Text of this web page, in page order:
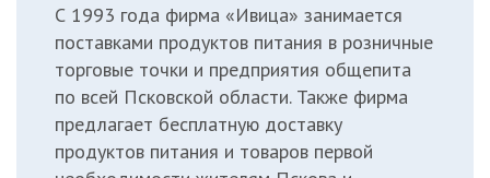
С 1993 года фирма «Ивица» занимается
поставками продуктов питания в розничные
торговые точки и предприятия общепита
по всей Псковской области. Также фирма
предлагает бесплатную доставку
продуктов питания и товаров первой